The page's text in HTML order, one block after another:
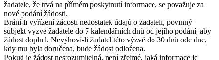
žadatele, že trvá na přímém poskytnutí informace, se považuje za
nové podání žádosti.
Brání-li vyřízení žádosti nedostatek údajů o žadateli, povinný
subjekt vyzve žadatele do 7 kalendářních dnů od jejího podání, aby
žádost doplnil. Nevyhoví-li žadatel této výzvě do 30 dnů ode dne,
kdy mu byla doručena, bude žádost odložena.
Pokud je žádost nesrozumitelná, není zřejmé, jaká informace je